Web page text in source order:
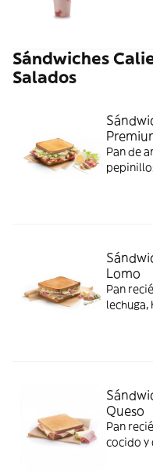
Sándwiches
Salados
Pan de
Lomo
Pan
lechuga,
Queso
Pan
cocido y